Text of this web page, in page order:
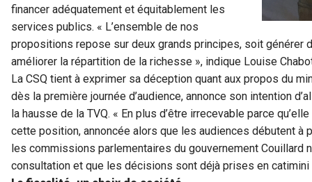
financer adéquatement et équitablement les
services publics. « L’ensemble de nos
propositions repose sur deux grands principes, soit générer
améliorer la répartition de la richesse », indique Louise
La CSQ tient à exprimer sa déception quant aux propos du
dès la première journée d’audience, annonce son intention
la hausse de la TVQ. « En plus d’être irrecevable parce
cette position, annoncée alors que les audiences débutent à
les commissions parlementaires du gouvernement Couillard
consultation et que les décisions sont déjà prises en catimini